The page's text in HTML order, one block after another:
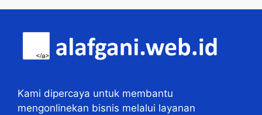
Kami dipercaya untuk membantu
mengonlinekan bisnis melalui layanan